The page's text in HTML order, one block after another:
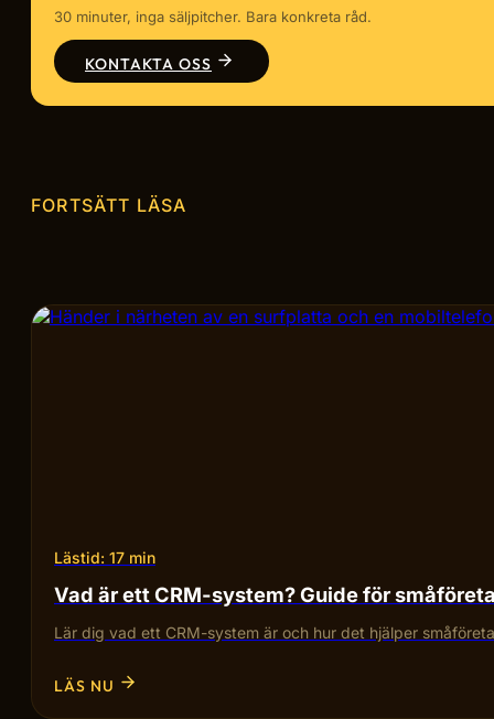
30 minuter, inga säljpitcher. Bara konkreta råd.
KONTAKTA OSS
FORTSÄTT LÄSA
Lästid: 17 min
Vad är ett CRM-system? Guide för
Lär dig vad ett CRM-system är och hur det hjälper
LÄS NU